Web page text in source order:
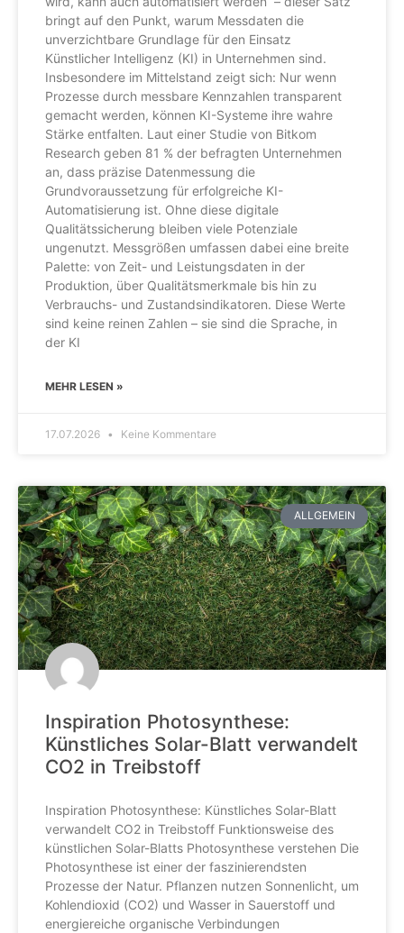
bringt auf den Punkt, warum Messdaten die
unverzichtbare Grundlage für den Einsatz
Künstlicher Intelligenz (KI) in Unternehmen sind.
Insbesondere im Mittelstand zeigt sich: Nur wenn
Prozesse durch messbare Kennzahlen transparent
gemacht werden, können KI-Systeme ihre wahre
Stärke entfalten. Laut einer Studie von Bitkom
Research geben 81 % der befragten Unternehmen
an, dass präzise Datenmessung die
Grundvoraussetzung für erfolgreiche KI-
Automatisierung ist. Ohne diese digitale
Qualitätssicherung bleiben viele Potenziale
ungenutzt. Messgrößen umfassen dabei eine breite
Palette: von Zeit- und Leistungsdaten in der
Produktion, über Qualitätsmerkmale bis hin zu
Verbrauchs- und Zustandsindikatoren. Diese Werte
sind keine reinen Zahlen – sie sind die Sprache, in
der KI
MEHR LESEN »
17.07.2026 Keine Kommentare
ALLGEMEIN
Inspiration Photosynthese:
Künstliches Solar-Blatt verwandelt
CO2 in Treibstoff
Inspiration Photosynthese: Künstliches Solar-Blatt
verwandelt CO2 in Treibstoff Funktionsweise des
künstlichen Solar-Blatts Photosynthese verstehen Die
Photosynthese ist einer der faszinierendsten
Prozesse der Natur. Pflanzen nutzen Sonnenlicht, um
Kohlendioxid (CO2) und Wasser in Sauerstoff und
energiereiche organische Verbindungen